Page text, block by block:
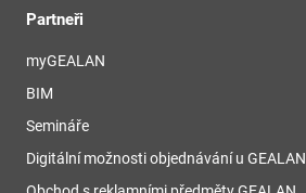
Partneři
myGEALAN
BIM
Semináře
Digitální možnosti objednávání u GEALAN